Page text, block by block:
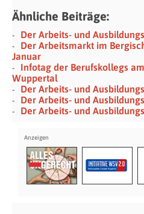
Ähnliche Beiträge:
Der Arbeits- und
Der Arbeitsmarkt im
Januar
Infotag der Berufskollegs
Wuppertal
Der Arbeits- und
Der Arbeits- und
Der Arbeits- und